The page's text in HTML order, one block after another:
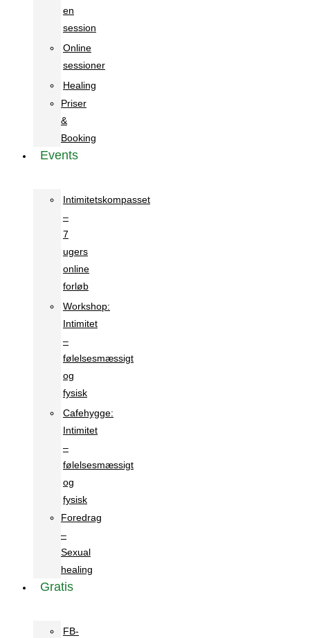
en
session
Online
sessioner
Healing
Priser
&
Booking
Events
Intimitetskompasset
–
7
ugers
online
forløb
Workshop:
Intimitet
–
følelsesmæssigt
og
fysisk
Cafehygge:
Intimitet
–
følelsesmæssigt
og
fysisk
Foredrag
–
Sexual
healing
Gratis
FB-